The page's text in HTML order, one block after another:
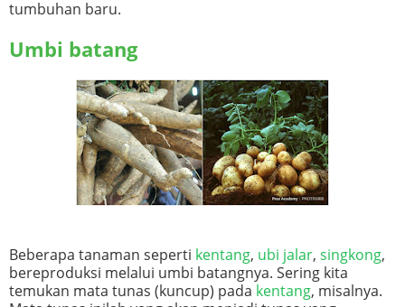
tumbuhan baru.
Umbi batang
Beberapa tanaman seperti kentang, ubi jalar, singkong,
bereproduksi melalui umbi batangnya. Sering kita
temukan mata tunas (kuncup) pada kentang, misalnya.